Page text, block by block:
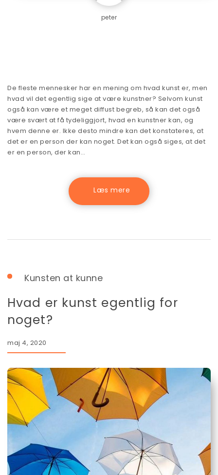
peter
De fleste mennesker har en mening om hvad kunst er, men
hvad vil det egentlig sige at være kunstner? Selvom kunst
også kan være et meget diffust begreb, så kan det også
være svært at få tydeliggjort, hvad en kunstner kan, og
hvem denne er. Ikke desto mindre kan det konstateres, at
det er en person der kan noget. Det kan også siges, at det
er en person, der kan…
Kunsten at kunne
Hvad er kunst egentlig for
noget?
maj 4, 2020